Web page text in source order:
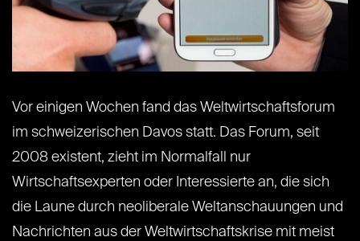
Vor einigen Wochen fand das Weltwirtschaftsforum
im schweizerischen Davos statt. Das Forum, seit
2008 existent, zieht im Normalfall nur
Wirtschaftsexperten oder Interessierte an, die sich
die Laune durch neoliberale Weltanschauungen und
Nachrichten aus der Weltwirtschaftskrise mit meist